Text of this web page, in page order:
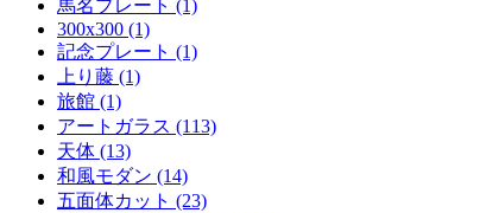
馬名プレート (1)
300x300 (1)
記念プレート (1)
上り藤 (1)
旅館 (1)
アートガラス (113)
天体 (13)
和風モダン (14)
五面体カット (23)